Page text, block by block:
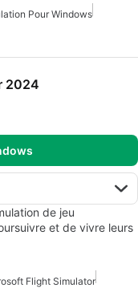
Pour Windows
2024
de jeu
et de vivre leurs
Flight Simulator